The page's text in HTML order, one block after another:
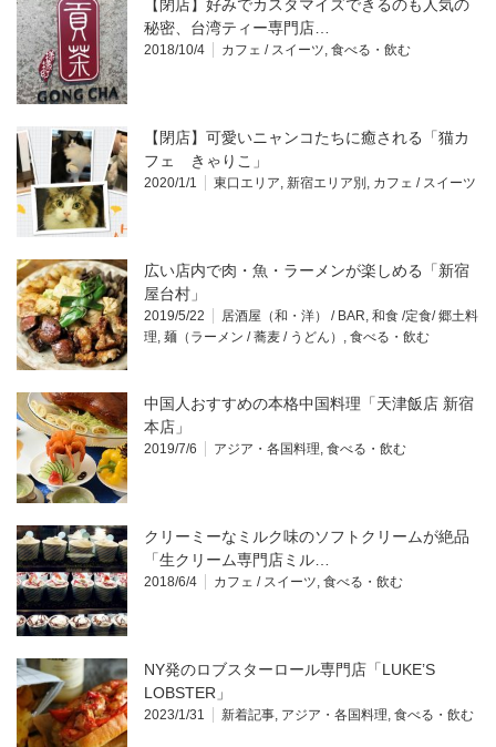
【閉店】好みでカスタマイズできるのも人気の
秘密、台湾ティー専門店…
2018/10/4 カフェ / スイーツ 食べる・飲む
【閉店】可愛いニャンコたちに癒される「猫カ
フェ きゃりこ」
2020/1/1 東口エリア 新宿エリア別 カフェ / スイーツ
広い店内で肉・魚・ラーメンが楽しめる「新宿
屋台村」
2019/5/22 居酒屋（和・洋） / BAR 和食 /定食/ 郷土料
理 麺（ラーメン / 蕎麦 / うどん） 食べる・飲む
中国人おすすめの本格中国料理「天津飯店 新宿
本店」
2019/7/6 アジア・各国料理 食べる・飲む
クリーミーなミルク味のソフトクリームが絶品
「生クリーム専門店ミル…
2018/6/4 カフェ / スイーツ 食べる・飲む
NY発のロブスターロール専門店「LUKE’S
LOBSTER」
2023/1/31 新着記事 アジア・各国料理 食べる・飲む